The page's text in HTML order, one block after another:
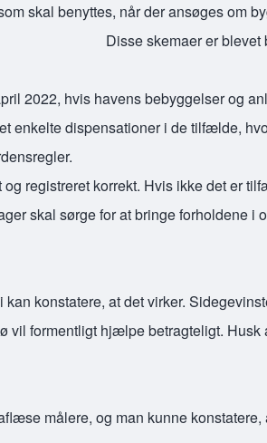
skal benyttes, når der ansøges om
skemaer er blevet
2022, hvis havens bebyggelser og
enkelte dispensationer i de tilfælde,
registreret korrekt. Hvis ikke det er
skal sørge for at bringe forholdene i
konstatere, at det virker.
formentligt hjælpe betragteligt. Husk
målere, og man kunne